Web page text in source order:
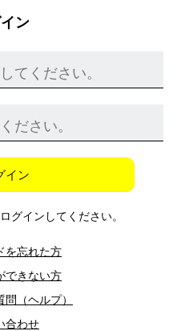
ン
イン
グインしてください。
を忘れた方
できない方
（ヘルプ）
合わせ